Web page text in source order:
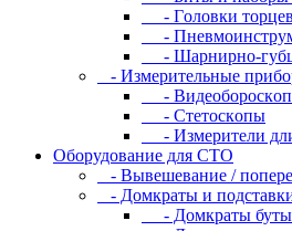
- Гoлoвки
-
- Шapниpнo-
- Измepитeльныe
-
- Cтeтocкoпы
- Измepитeли
Оборудование для CТО
- Вывешевание /
- Домкраты и
- Домкраты